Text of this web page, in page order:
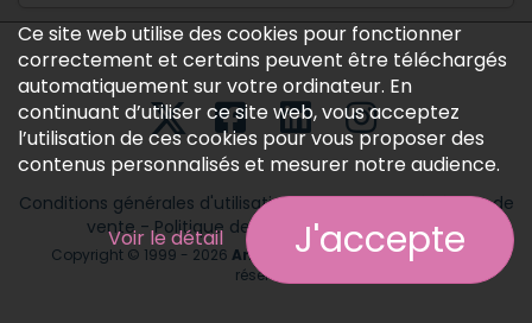
Conditions générales d'utilisation-Conditions générales de
vente -Politique des données personnelles
Copyright © 1999 - 2026 Annonces médicalestous droits
réservés.
Ce site web utilise des cookies pour fonctionner
correctement et certains peuvent être téléchargés
automatiquement sur votre ordinateur. En
continuant d’utiliser ce site web, vous acceptez
l’utilisation de ces cookies pour vous proposer des
contenus personnalisés et mesurer notre audience.
Voir le détail J'accepte